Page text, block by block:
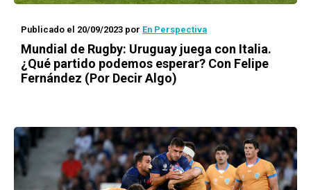
Publicado el 20/09/2023 por En Perspectiva
Mundial de Rugby: Uruguay juega con Italia.
¿Qué partido podemos esperar? Con Felipe
Fernández (Por Decir Algo)